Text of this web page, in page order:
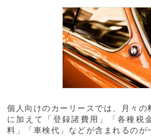
エリア別ランキング
エリア別店舗一覧
車種から選ぶ
カーリース体験談
個人向けのカーリースでは、月々の
に加えて「登録諸費用」「各種税
料」「車検代」などが含まれるのが